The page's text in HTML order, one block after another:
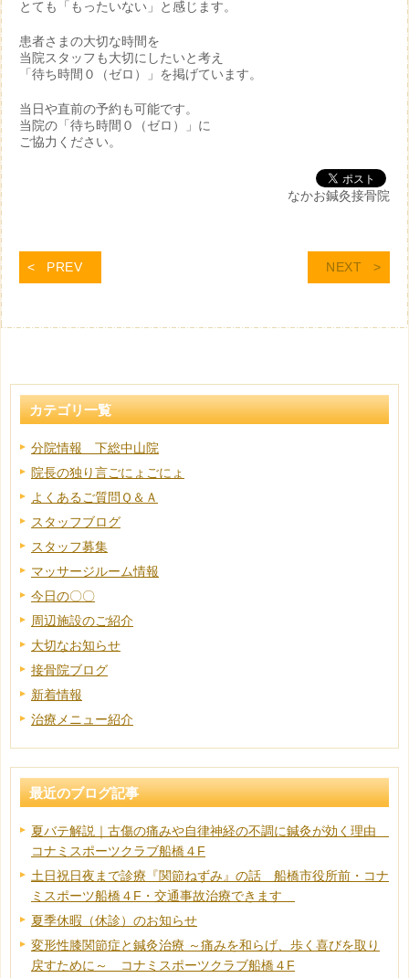
とても「もったいない」と感じます。
患者さまの大切な時間を
当院スタッフも大切にしたいと考え
「待ち時間０（ゼロ）」を掲げています。
当日や直前の予約も可能です。
当院の「待ち時間０（ゼロ）」に
ご協力ください。
なかお鍼灸接骨院
PREV NEXT
カテゴリ一覧
分院情報 下総中山院
院長の独り言ごにょごにょ
よくあるご質問Ｑ＆Ａ
スタッフブログ
スタッフ募集
マッサージルーム情報
今日の〇〇
周辺施設のご紹介
大切なお知らせ
接骨院ブログ
新着情報
治療メニュー紹介
最近のブログ記事
夏バテ解説｜古傷の痛みや自律神経の不調に鍼灸が効く理由
コナミスポーツクラブ船橋４F
土日祝日夜まで診療『関節ねずみ』の話 船橋市役所前・コナ
ミスポーツ船橋４F・交通事故治療できます
夏季休暇（休診）のお知らせ
変形性膝関節症と鍼灸治療 ～痛みを和らげ、歩く喜びを取り
戻すために～ コナミスポーツクラブ船橋４F